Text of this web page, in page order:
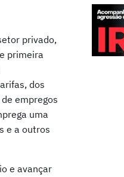
privado,
primeira
dos
empregos
uma
e a outros
e avançar